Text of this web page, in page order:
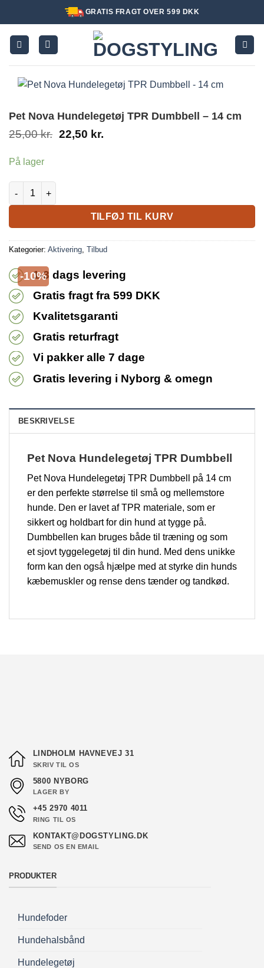
indhold
GRATIS FRAGT OVER 599 DKK
-10%
Pet Nova Hundelegetøj TPR Dumbbell – 14 cm
25,00kr. Den
22,50 kr.Den
På lager
Pet Nova Hundelegetøj TPR Dumbbell - 14 cm antal
TILFØJ TIL KURV
Kategorier: Aktivering Tilbud
1-3 dags levering
Gratis fragt fra 599 DKK
Kvalitetsgaranti
Gratis returfragt
Vi pakker alle 7 dage
Gratis levering i Nyborg & omegn
BESKRIVELSE
Pet Nova Hundelegetøj TPR Dumbbell
Pet Nova Hundelegetøj TPR Dumbbell på 14 cm
er den perfekte størrelse til små og mellemstore
hunde. Den er lavet af TPR materiale, som er
sikkert og holdbart for din hund at tygge på.
Dumbbellen kan bruges både til træning og som
et sjovt tyggelegetøj til din hund. Med dens unikke
form kan den også hjælpe med at styrke din hunds
kæbemuskler og rense dens tænder og tandkød.
LINDHOLM HAVNEVEJ 31
SKRIV TIL OS
5800 NYBORG
LAGER BY
+45 2970 4011
RING TIL OS
KONTAKT@DOGSTYLING.DK
SEND OS EN EMAIL
PRODUKTER
Hundefoder
Hundehalsbånd
Hundelegetøj